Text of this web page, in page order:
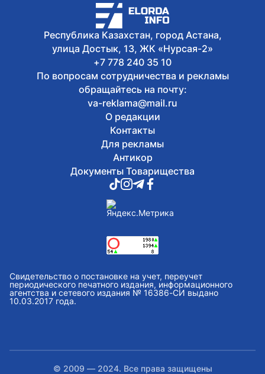
Республика Казахстан, город Астана,
улица Достык, 13, ЖК «Нурсая-2»
+7 778 240 35 10
По вопросам сотрудничества и рекламы
обращайтесь на почту:
va-reklama@mail.ru
О редакции
Контакты
Для рекламы
Антикор
Документы Товарищества
Свидетельство о постановке на учет, переучет
периодического печатного издания, информационного
агентства и сетевого издания № 16386-СИ выдано
10.03.2017 года.
© 2009 — 2024. Все права защищены